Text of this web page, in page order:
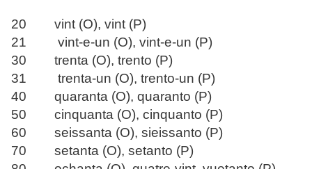
20 vint (O), vint (P)
21 vint-e-un (O), vint-e-un (P)
30 trenta (O), trento (P)
31 trenta-un (O), trento-un (P)
40 quaranta (O), quaranto (P)
50 cinquanta (O), cinquanto (P)
60 seissanta (O), sieissanto (P)
70 setanta (O), setanto (P)